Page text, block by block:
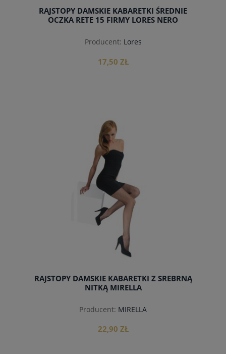
RAJSTOPY DAMSKIE KABARETKI ŚREDNIE
OCZKA RETE 15 FIRMY LORES NERO
Producent: Lores
17,50 ZŁ
do koszyka
RAJSTOPY DAMSKIE KABARETKI Z SREBRNĄ
NITKĄ MIRELLA
Producent: MIRELLA
22,90 ZŁ